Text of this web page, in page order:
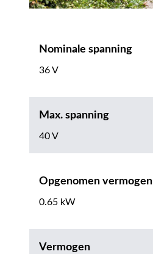
Nominale spanning
36 V
Max. spanning
40 V
Opgenomen vermogen
0.65 kW
Vermogen